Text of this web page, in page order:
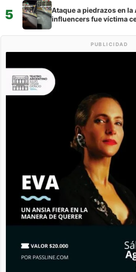
5
Ataque a piedrazos en
influencers fue víctima
PUBLICIDAD